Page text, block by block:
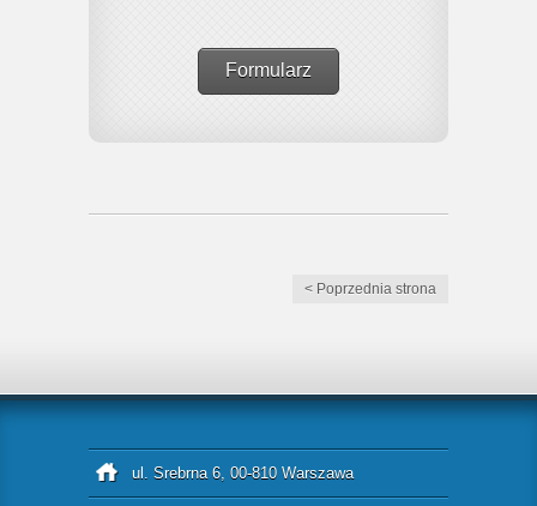
Formularz
< Poprzednia strona
ul. Srebrna 6, 00-810 Warszawa